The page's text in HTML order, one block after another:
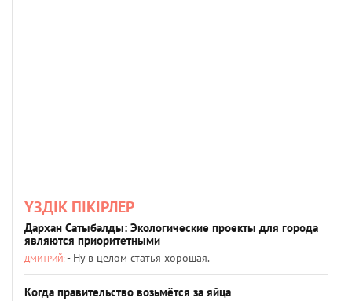
ҮЗДІК ПІКІРЛЕР
Дархан Сатыбалды: Экологические проекты для города
являются приоритетными
ДМИТРИЙ: - Ну в целом статья хорошая.
Когда правительство возьмётся за яйца